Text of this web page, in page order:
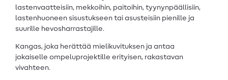
lastenvaatteisiin, mekkoihin, paitoihin, tyynynpäällisiin,
lastenhuoneen sisustukseen tai asusteisiin pienille ja
suurille hevosharrastajille.
Kangas, joka herättää mielikuvituksen ja antaa
jokaiselle ompeluprojektille erityisen, rakastavan
vivahteen.